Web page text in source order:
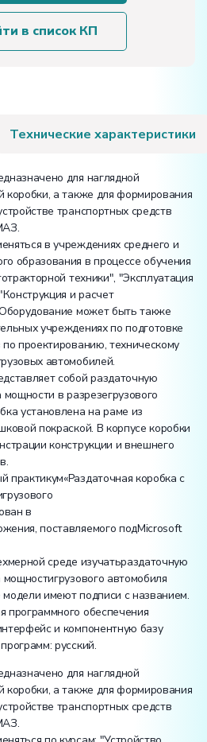
«Раздаточная
коробка
разрезе
КамАЗ»
в список КП
Технические характеристики
для наглядной
коробки, а также для формирования
транспортных средств
в учреждениях среднего и
образования в процессе обучения
техники", "Эксплуатация
и расчет
может быть также
учреждениях по подготовке
проектированию, техническому
автомобилей.
собой раздаточную
в разрезегрузового
установлена на раме из
покраской. В корпусе коробки
конструкции и внешнего
практикум«Раздаточная коробка с
в
поставляемого подMicrosoft
среде изучатьраздаточную
автомобиля
имеют подписи с названием.
программного обеспечения
и компонентную базу
русский.
для наглядной
коробки, а также для формирования
транспортных средств